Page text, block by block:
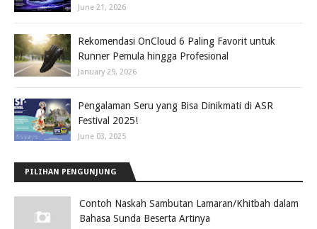
June 21, 2026
Rekomendasi OnCloud 6 Paling Favorit untuk
Runner Pemula hingga Profesional
January 29, 2026
Pengalaman Seru yang Bisa Dinikmati di ASR
Festival 2025!
June 03, 2025
PILIHAN PENGUNJUNG
Contoh Naskah Sambutan Lamaran/Khitbah dalam
Bahasa Sunda Beserta Artinya